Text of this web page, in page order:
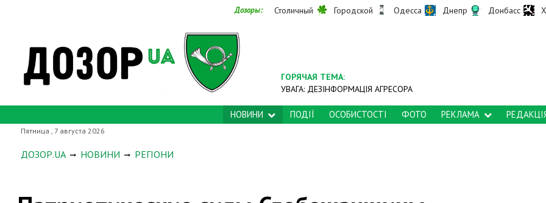
Дозоры: Столичный Городской Одесса Днепр Донбасс
ГОРЯЧАЯ ТЕМА:
УВАГА: ДЕЗІНФОРМАЦІЯ АГРЕСОРА
НОВИНИ ПОДІЇ ОСОБИСТОСТІ ФОТО РЕКЛАМА
Пятница , 7 августа 2026
ДОЗОР.UA НОВИНИ РЕГІОНИ